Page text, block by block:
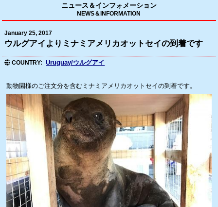
ニュース＆インフォメーション
NEWS＆INFORMATION
January 25, 2017
ウルグアイよりミナミアメリカオットセイの到着です
COUNTRY Uruguay/ウルグアイ
動物園様のご注文分を含むミナミアメリカオットセイの到着です。